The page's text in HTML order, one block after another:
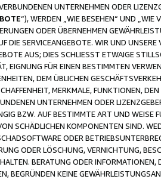
UNTERNEHMEN ODER
“), WERDEN „WIE BESEHEN“ UND „WIE
ODER ÜBERNEHMEN
DIE SERVICEANGEBOTE. WIR UND
AUS; DIES SCHLIESST ETWAIGE
EIGNUNG FÜR EINEN BESTIMMTEN
DEM ÜBLICHEN
MERKMALE, FUNKTIONEN,
UNTERNEHMEN ODER
BZW. AUF BESTIMMTE ART UND
SCHÄDLICHEN KOMPONENTEN SIND.
ODER
ODER LÖSCHUNG, VERNICHTUNG,
BERATUNG ODER
BEGRÜNDEN KEINE